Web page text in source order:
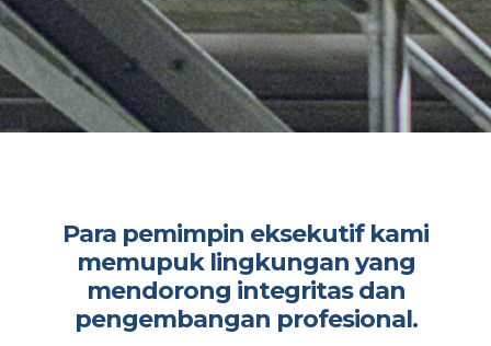
Para pemimpin eksekutif kami
memupuk lingkungan yang
mendorong integritas dan
pengembangan profesional.